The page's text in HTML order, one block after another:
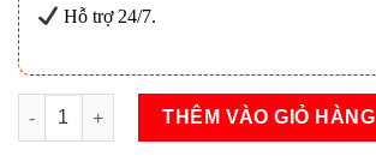
Hỗ trợ 24/7.
Máy xông hơi ướt SAWO STE 6kW số lượng
THÊM VÀO GIỎ HÀNG